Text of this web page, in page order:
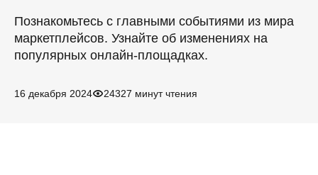
Познакомьтесь с главными событиями из мира
маркетплейсов. Узнайте об изменениях на
популярных онлайн-площадках.
16 декабря 2024 24327 минут чтения